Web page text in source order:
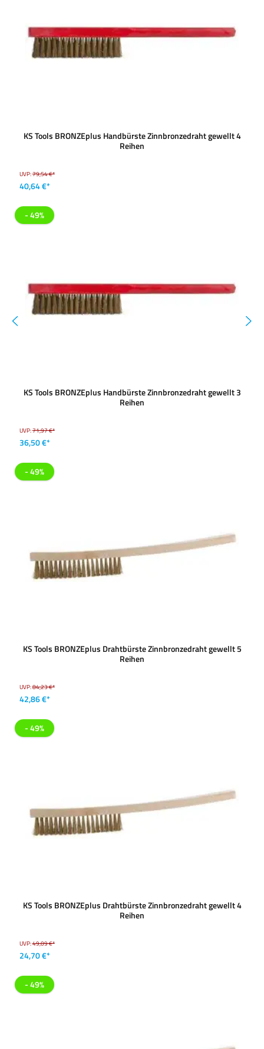
KS Tools BRONZEplus Handbürste Zinnbronzedraht gewellt 4
Reihen
UVP:79,54 €*
40,64 €*
- 49%
KS Tools BRONZEplus Handbürste Zinnbronzedraht gewellt 3
Reihen
UVP:71,97 €*
36,50 €*
- 49%
KS Tools BRONZEplus Drahtbürste Zinnbronzedraht gewellt 5
Reihen
UVP:84,23 €*
42,86 €*
- 49%
KS Tools BRONZEplus Drahtbürste Zinnbronzedraht gewellt 4
Reihen
UVP:49,09 €*
24,70 €*
- 49%